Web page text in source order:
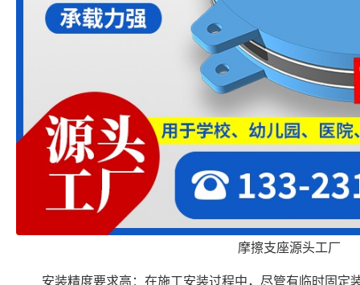
摩擦支座源头工厂
安装精度要求高：在施工安装过程中，尽管有临时固定